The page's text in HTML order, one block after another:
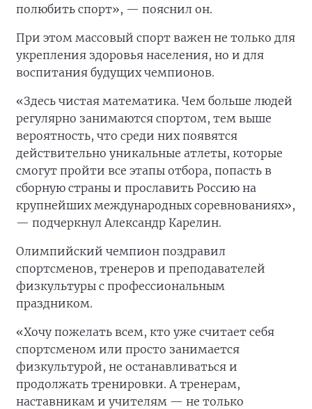
полюбить спорт», — пояснил он.
При этом массовый спорт важен не только для
укрепления здоровья населения, но и для
воспитания будущих чемпионов.
«Здесь чистая математика. Чем больше людей
регулярно занимаются спортом, тем выше
вероятность, что среди них появятся
действительно уникальные атлеты, которые
смогут пройти все этапы отбора, попасть в
сборную страны и прославить Россию на
крупнейших международных соревнованиях»,
— подчеркнул Александр Карелин.
Олимпийский чемпион поздравил
спортсменов, тренеров и преподавателей
физкультуры с профессиональным
праздником.
«Хочу пожелать всем, кто уже считает себя
спортсменом или просто занимается
физкультурой, не останавливаться и
продолжать тренировки. А тренерам,
наставникам и учителям — не только